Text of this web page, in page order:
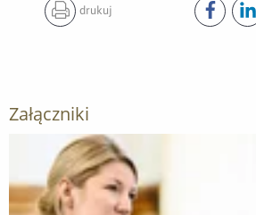
drukuj
Załączniki
Otwórz załącznik 5